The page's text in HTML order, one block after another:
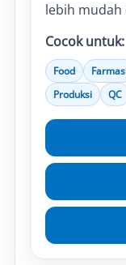
lebih mudah
Cocok untuk:
Food
Produksi
QC